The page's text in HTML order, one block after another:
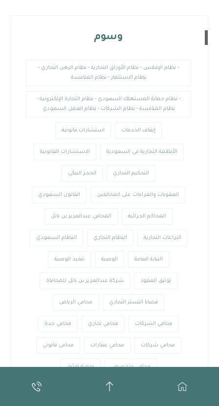
وسوم
- نظام الإفلاس - نظام الأوراق التجارية - نظام الرهن التجاري -
نظام الاستثمار - نظام المنافسة
- نظام حماية المستهلك السعودي - نظام التجارة الإلكترونية -
نظام المنافسة - نظام الشركات - نظام العمل السعودي
إيقاف الخدمات استشارات قانونية
الأنظمة التجارية في السعودية الاستشارات القانونية
التحكيم التجاري الحجز البنكي
العقوبات والغرامات على المخالفين القانون السعودي
المحاكم الجزائية المحامي عبدالعزيز بن باتل
النزاعات التجارية النظام التجاري النظام السعودي
النيابة العامة الوصية تنفيذ الوصية
توثيق العقود شركة عبدالعزيز بن باتل للمحاماة
قضايا التستر التجاري محامي الرياض
محامي الشركات محامي تجاري محامي جدة
محامي شركات محامي عقارات محامي قانوني
محامي متخصص منصة توثيق
نظام الأحوال الشخصية السعودي نظام الإجراءات الجزائية